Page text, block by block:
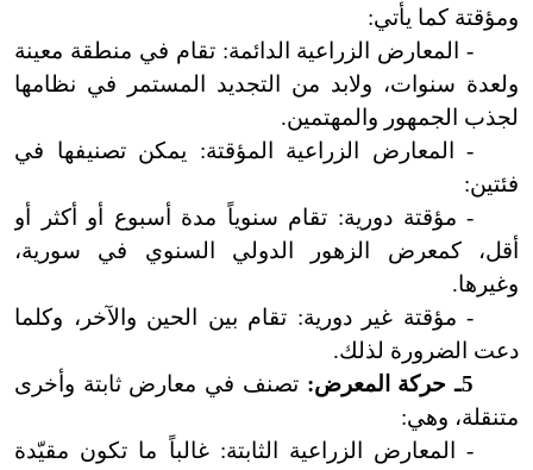
ومؤقتة كما يأتي:
- المعارض الزراعية الدائمة: تقام في منطقة معينة
ولعدة سنوات، ولابد من التجديد المستمر في نظامها
لجذب الجمهور والمهتمين.
- المعارض الزراعية المؤقتة: يمكن تصنيفها في
فئتين:
- مؤقتة دورية: تقام سنوياً مدة أسبوع أو أكثر أو
أقل، كمعرض الزهور الدولي السنوي في سورية،
وغيرها.
- مؤقتة غير دورية: تقام بين الحين والآخر، وكلما
دعت الضرورة لذلك.
5ـ حركة المعرض:
تصنف في معارض ثابتة وأخرى
متنقلة، وهي:
- المعارض الزراعية الثابتة: غالباً ما تكون مقيّدة